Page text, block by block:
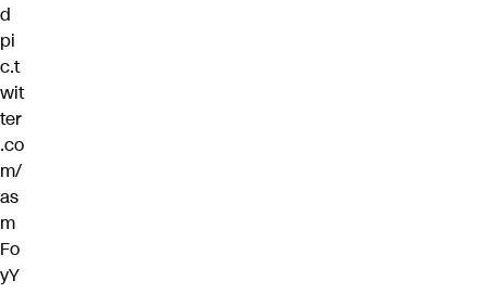
d
pi
c.t
wit
ter
.co
m/
as
m
Fo
yY